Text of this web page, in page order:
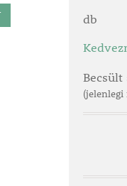
db
(jelenlegi